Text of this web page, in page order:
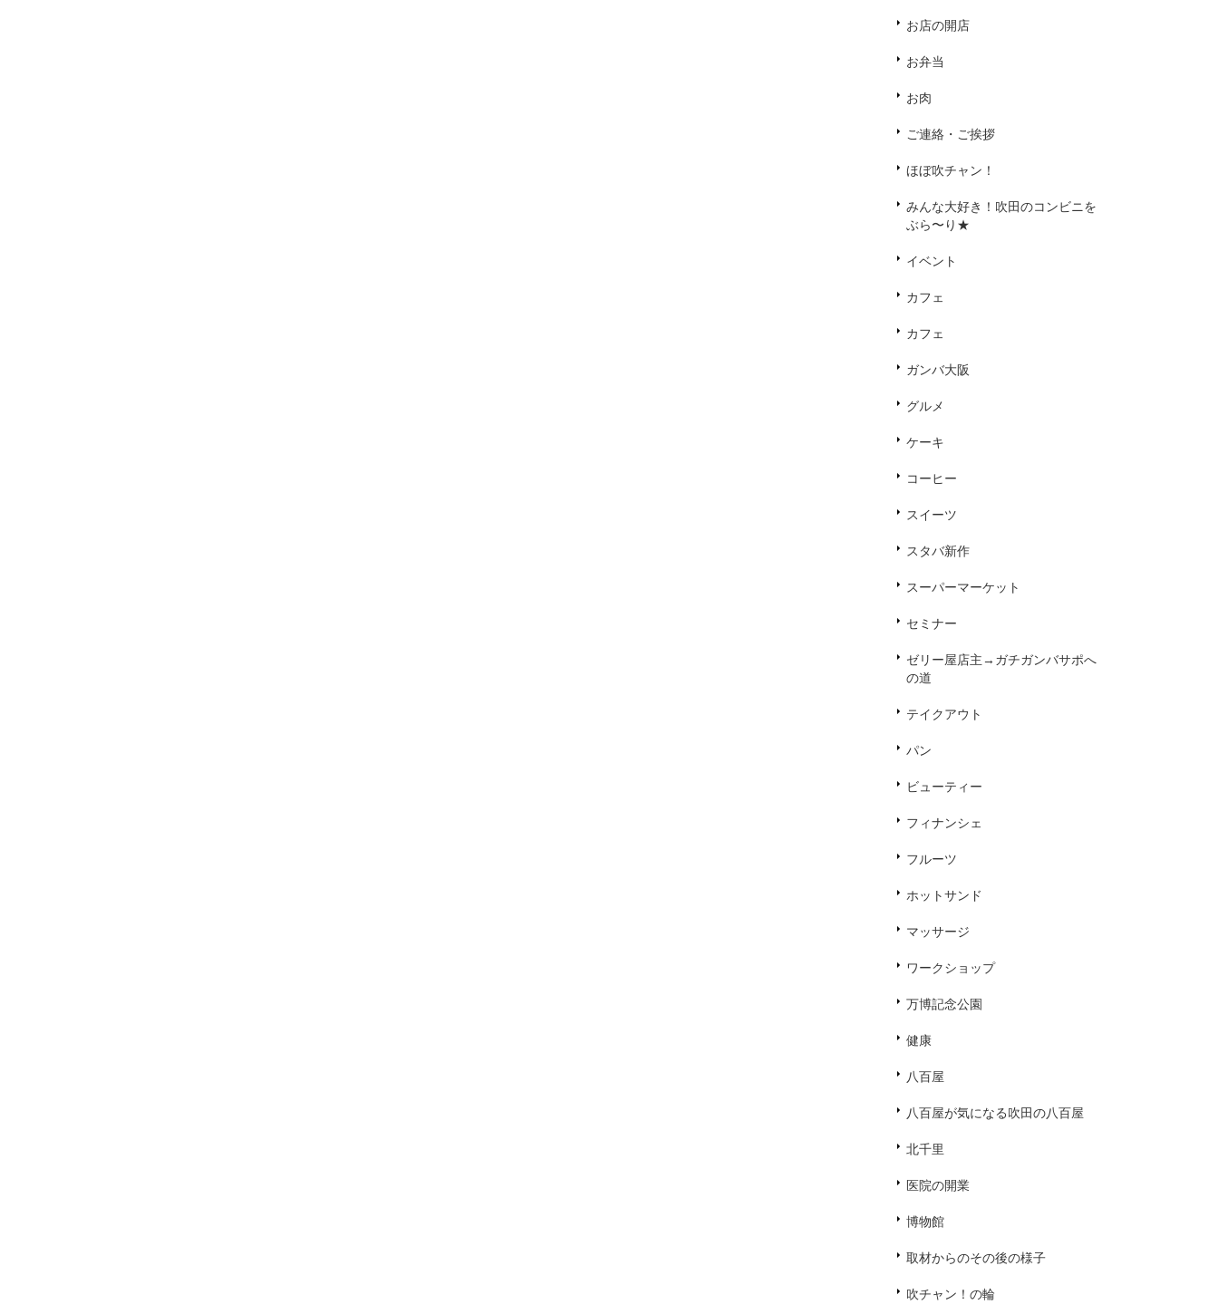
お店の開店
お弁当
お肉
ご連絡・ご挨拶
ほぼ吹チャン！
みんな大好き！吹田のコンビニを
ぶら〜り★
イベント
カフェ
カフェ
ガンバ大阪
グルメ
ケーキ
コーヒー
スイーツ
スタバ新作
スーパーマーケット
セミナー
ゼリー屋店主→ガチガンバサポへ
の道
テイクアウト
パン
ビューティー
フィナンシェ
フルーツ
ホットサンド
マッサージ
ワークショップ
万博記念公園
健康
八百屋
八百屋が気になる吹田の八百屋
北千里
医院の開業
博物館
取材からのその後の様子
吹チャン！の輪